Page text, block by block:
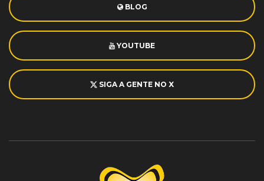
BLOG
YOUTUBE
SIGA A GENTE NO X